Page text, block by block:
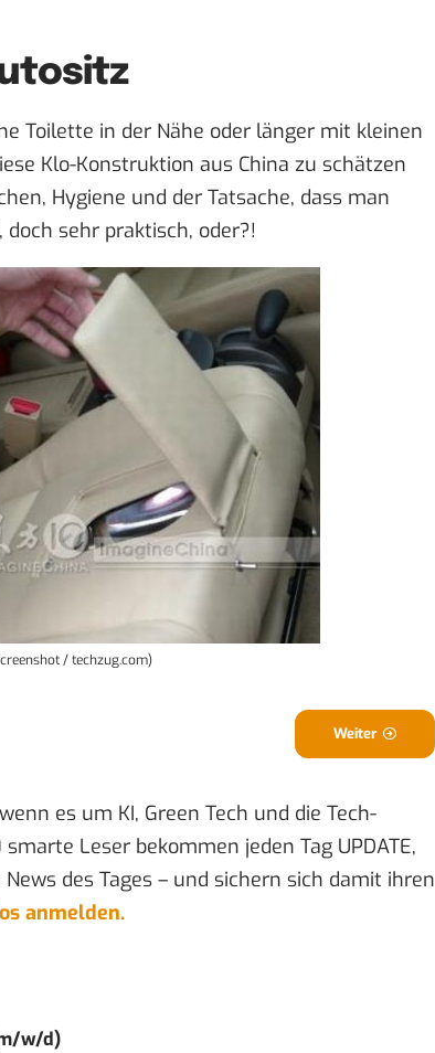
Toilette in der Nähe oder länger mit kleinen
Klo-Konstruktion aus China zu schätzen
Hygiene und der Tatsache, dass man
sehr praktisch, oder?!
/ techzug.com)
Weiter
es um KI, Green Tech und die Tech-
Leser bekommen jeden Tag UPDATE,
des Tages – und sichern sich damit ihren
anmelden.
w/d)